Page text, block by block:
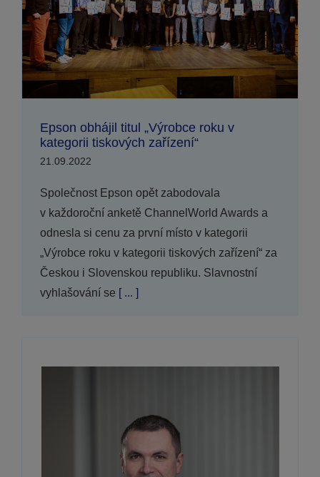
Epson obhájil titul „Výrobce roku v
kategorii tiskových zařízení“
21.09.2022
Společnost Epson opět zabodovala
v každoroční anketě ChannelWorld Awards a
odnesla si cenu za první místo v kategorii
„Výrobce roku v kategorii tiskových zařízení“ za
Českou i Slovenskou republiku. Slavnostní
vyhlašování se [ ... ]